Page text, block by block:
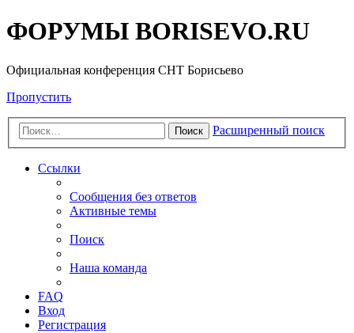
ФОРУМЫ BORISEVO.RU
Официальная конференция СНТ Борисьево
Пропустить
Поиск Расширенный поиск
Ссылки
Сообщения без ответов
Активные темы
Поиск
Наша команда
FAQ
Вход
Регистрация